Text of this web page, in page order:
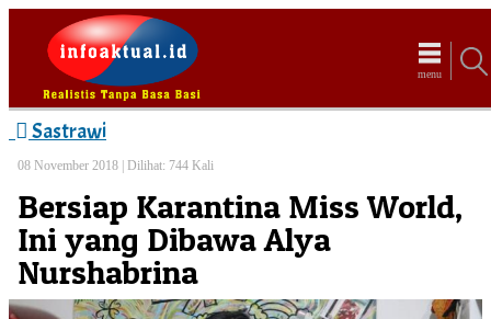
menu
Sastrawi
08 November 2018 | Dilihat: 744 Kali
Bersiap Karantina Miss World,
Ini yang Dibawa Alya
Nurshabrina